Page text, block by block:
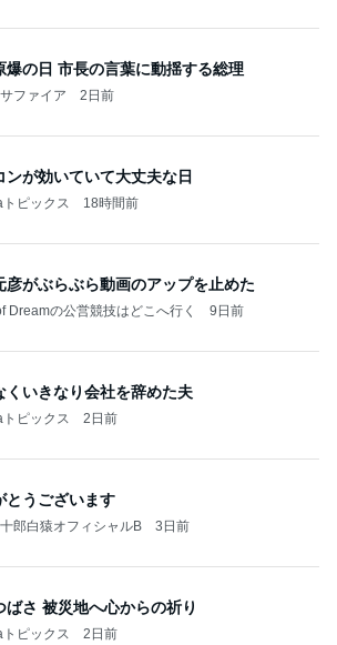
爆の日 市長の言葉に動揺する総理
ファイア 2日前
ンが効いていて大丈夫な日
ピックス 18時間前
彦がぶらぶら動画のアップを止めた
Dreamの公営競技はどこへ行く 9日前
くいきなり会社を辞めた夫
ピックス 2日前
とうございます
郎白猿オフィシャルB 3日前
ばさ 被災地へ心からの祈り
ピックス 2日前